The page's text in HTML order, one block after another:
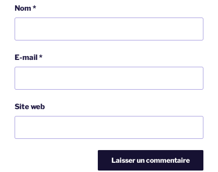
Nom*
E-mail*
Site web